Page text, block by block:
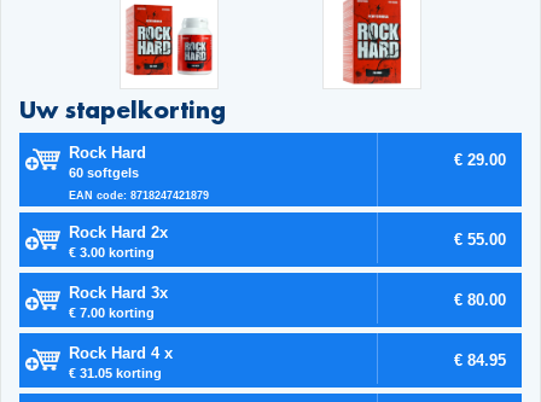
Uw stapelkorting
Rock Hard
60 softgels
EAN code: 8718247421879
€ 29.00
Rock Hard 2x
€ 3.00 korting
€ 55.00
Rock Hard 3x
€ 7.00 korting
€ 80.00
Rock Hard 4 x
€ 31.05 korting
€ 84.95